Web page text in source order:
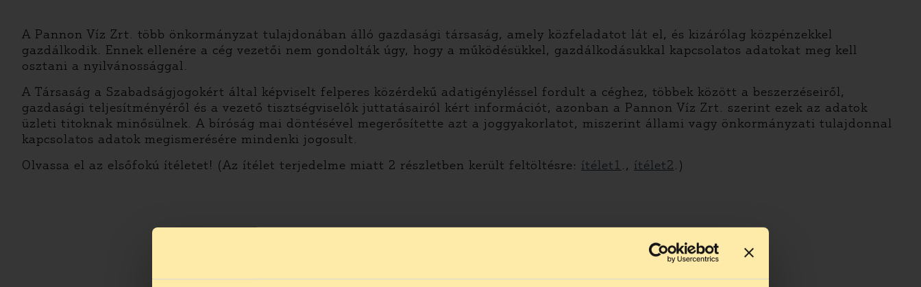
A Pannon Víz Zrt. több önkormányzat tulajdonában álló gazdasági társaság, amely közfeladatot lát el, és kizárólag közpénzekkel
gazdálkodik. Ennek ellenére a cég vezetői nem gondolták úgy, hogy a működésükkel, gazdálkodásukkal kapcsolatos adatokat meg kell
osztani a nyilvánossággal.
A Társaság a Szabadságjogokért által képviselt felperes közérdekű adatigényléssel fordult a céghez, többek között a beszerzéseiről,
gazdasági teljesítményéről és a vezető tisztségviselők juttatásairól kért információt, azonban a Pannon Víz Zrt. szerint ezek az adatok
üzleti titoknak minősülnek. A bíróság mai döntésével megerősítette azt a joggyakorlatot, miszerint állami vagy önkormányzati tulajdonnal
kapcsolatos adatok megismerésére mindenki jogosult.
Olvassa el az elsőfokú ítéletet! (Az ítélet terjedelme miatt 2 részletben került feltöltésre: ítélet1 ., ítélet2.)